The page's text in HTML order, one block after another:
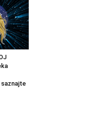
saznajte